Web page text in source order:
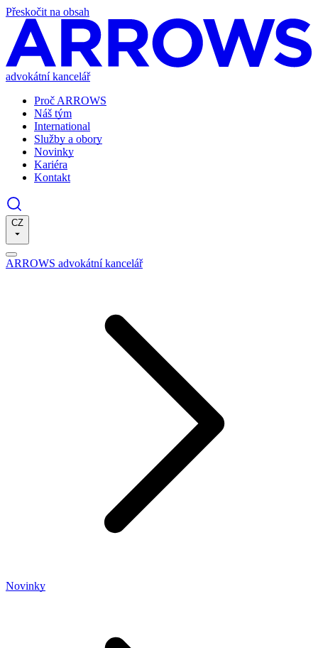
Přeskočit na obsah
advokátní kancelář
Proč ARROWS
Náš tým
International
Služby a obory
Novinky
Kariéra
Kontakt
CZ
ARROWS advokátní kancelář
Novinky